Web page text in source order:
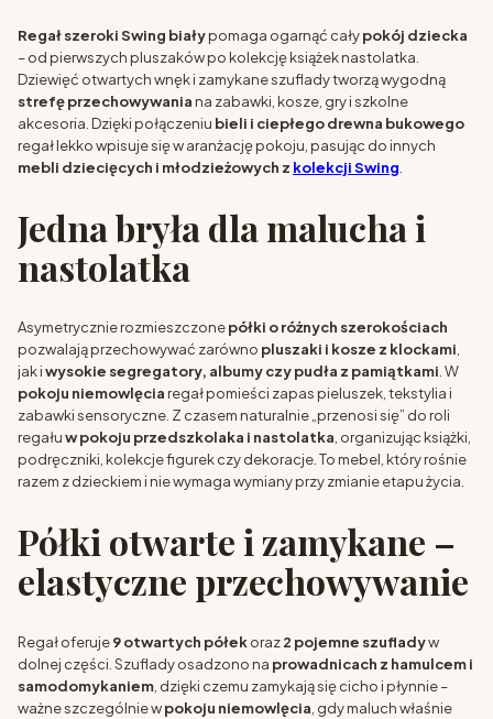
Regał szeroki Swing białypomaga ogarnąć całypokój dziecka
– od pierwszych pluszaków po kolekcję książek nastolatka.
Dziewięć otwartych wnęk i zamykane szuflady tworzą wygodną
strefę przechowywania na zabawki, kosze, gry i szkolne
akcesoria. Dzięki połączeniu bieli i ciepłego drewna bukowego
regał lekko wpisuje się w aranżację pokoju, pasując do innych
mebli dziecięcych i młodzieżowych z kolekcji Swing.
Jedna bryła dla malucha i
nastolatka
Asymetrycznie rozmieszczonepółki o różnych szerokościach
pozwalają przechowywać zarówno pluszaki i kosze z klockami,
jak iwysokie segregatory, albumy czy pudła z pamiątkami. W
pokoju niemowlęcia regał pomieści zapas pieluszek, tekstylia i
zabawki sensoryczne. Z czasem naturalnie „przenosi się” do roli
regałuw pokoju przedszkolaka i nastolatka, organizując książki,
podręczniki, kolekcje figurek czy dekoracje. To mebel, który rośnie
razem z dzieckiem i nie wymaga wymiany przy zmianie etapu życia.
Półki otwarte i zamykane –
elastyczne przechowywanie
Regał oferuje9 otwartych półekoraz2 pojemne szufladyw
dolnej części. Szuflady osadzono na prowadnicach z hamulcem i
samodomykaniem , dzięki czemu zamykają się cicho i płynnie –
ważne szczególnie wpokoju niemowlęcia , gdy maluch właśnie